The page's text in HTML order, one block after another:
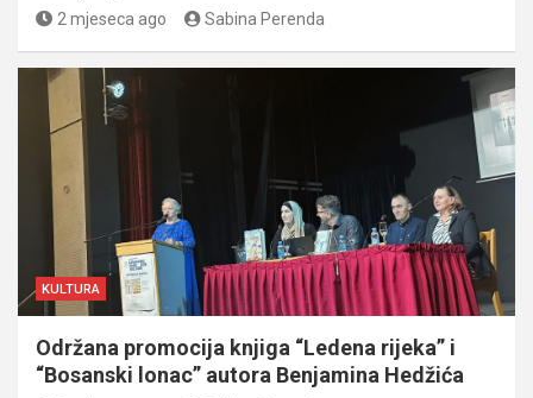
2 mjeseca ago Sabina Perenda
KULTURA
Održana promocija knjiga “Ledena rijeka” i
“Bosanski lonac” autora Benjamina Hedžića